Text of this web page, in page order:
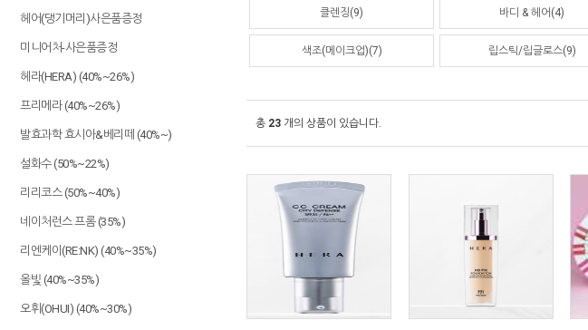
헤어(댕기머리)사은품증정
미니어처-사은품증정
헤라(HERA) (40%~26%)
프리메라 (40%~26%)
발효과학 효시아&베리떼 (40%~)
설화수 (50%~22%)
리리코스 (50%~40%)
네이처런스 프롬 (35%)
리엔케이(RE:NK) (40%~35%)
올빛 (40%~35%)
오휘(OHUI) (40%~30%)
클렌징(9) 바디 & 헤어(4)
색조(메이크업)(7) 립스틱/립글로스(9)
총 23 개의 상품이 있습니다.